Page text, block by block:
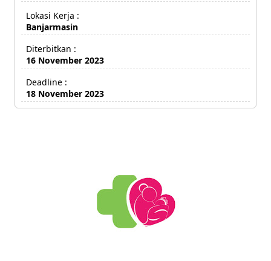
Lokasi Kerja :
Banjarmasin
Diterbitkan :
16 November 2023
Deadline :
18 November 2023